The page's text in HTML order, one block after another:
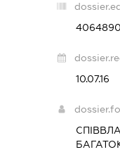
10.07.16